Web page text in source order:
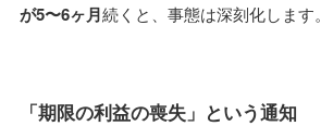
が5〜6ヶ月続くと、事態は深刻化します。
「期限の利益の喪失」という通知